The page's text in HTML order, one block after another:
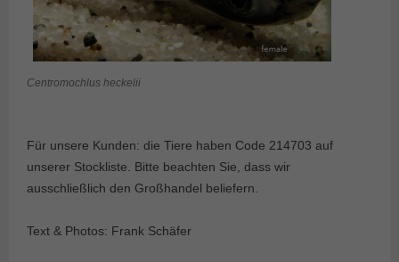
Centromochlus heckelii
Für unsere Kunden: die Tiere haben Code 214703 auf
unserer Stockliste. Bitte beachten Sie, dass wir
ausschließlich den Großhandel beliefern.
Text & Photos: Frank Schäfer